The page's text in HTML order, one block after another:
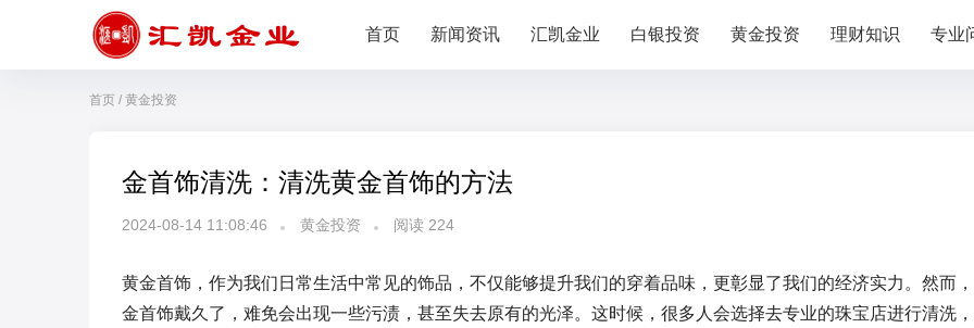
首页 新闻资讯 汇凯金业 白银投资 黄金投资 理财知识 专业
首页 / 黄金投资
金首饰清洗：清洗黄金首饰的方法
2024-08-14 11:08:46 黄金投资 阅读 224
黄金首饰，作为我们日常生活中常见的饰品，不仅能够提升我们的穿着品味，更彰显了我们的经济实力。然而
金首饰戴久了，难免会出现一些污渍，甚至失去原有的光泽。这时候，很多人会选择去专业的珠宝店进行清洗